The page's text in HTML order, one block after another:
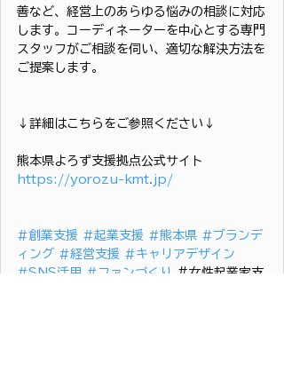
善など、経営上のあらゆる悩みの相談に対応
します。コーディネーターを中心とする専門
スタッフがご相談を伺い、適切な解決方法を
ご提案します。
↓詳細はこちらをご参照ください↓
熊本県よろず支援拠点公式サイト
https://yorozu-kmt.jp/
#創業支援 #起業支援 #熊本県 #ブランデ
ィング #経営支援 #キャリアデザイン
#SNS活用 #ファンづくり
＃女性起業家支